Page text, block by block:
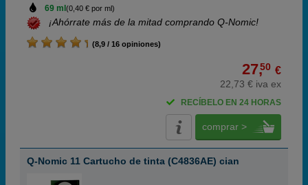
69 ml (0,40 € por ml)
¡Ahórrate más de la mitad comprando Q-Nomic!
(8,9 / 16 opiniones)
27,50 €
22,73 € iva ex
RECÍBELO EN 24 HORAS
comprar >
Q-Nomic 11 Cartucho de tinta (C4836AE) cian